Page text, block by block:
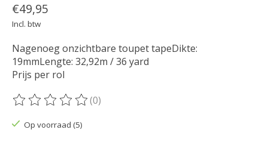
€49,95
Incl. btw
Nagenoeg onzichtbare toupet tapeDikte:
19mmLengte: 32,92m / 36 yard
Prijs per rol
De beoordeling van dit product is
(0)
Op voorraad (5)